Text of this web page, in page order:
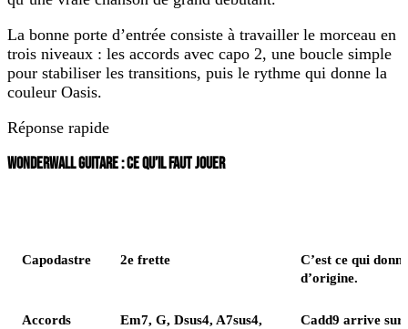
La bonne porte d’entrée consiste à travailler le morceau en
trois niveaux : les accords avec capo 2, une boucle simple
pour stabiliser les transitions, puis le rythme qui donne la
couleur Oasis.
Réponse rapide
WONDERWALL GUITARE : CE QU’IL FAUT JOUER
Capodastre 2e frette
C’est ce qui
d’origine.
Accords
Em7, G, Dsus4, A7sus4,
Cadd9 arrive